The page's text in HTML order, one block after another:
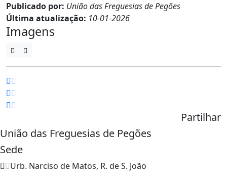
Publicado por: União das Freguesias de Pegões
Última atualização: 10-01-2026
Imagens
Partilhar
União das Freguesias de Pegões
Sede
Urb. Narciso de Matos, R. de S. João